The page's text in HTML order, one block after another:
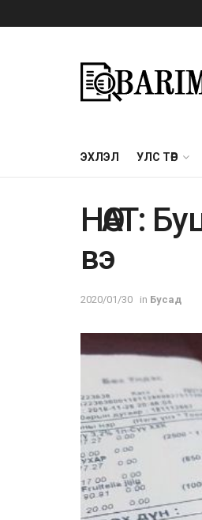
ЭХЛЭЛ УЛС ТӨР
НӨАТ:
вэ
2020/01/30 in Бусад